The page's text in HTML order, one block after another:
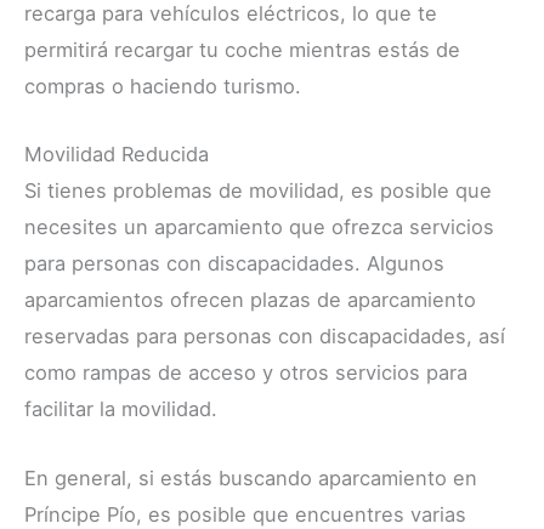
recarga para vehículos eléctricos, lo que te
permitirá recargar tu coche mientras estás de
compras o haciendo turismo.
Movilidad Reducida
Si tienes problemas de movilidad, es posible que
necesites un aparcamiento que ofrezca servicios
para personas con discapacidades. Algunos
aparcamientos ofrecen plazas de aparcamiento
reservadas para personas con discapacidades, así
como rampas de acceso y otros servicios para
facilitar la movilidad.
En general, si estás buscando aparcamiento en
Príncipe Pío, es posible que encuentres varias